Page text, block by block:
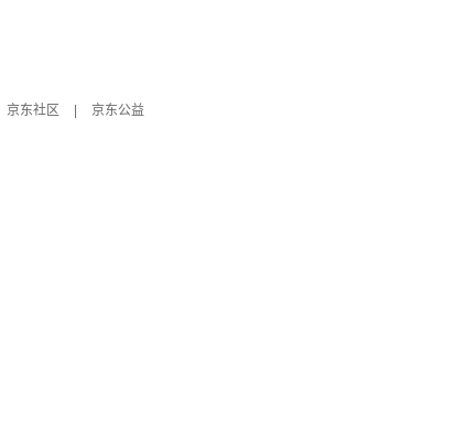
京东社区
京东公益